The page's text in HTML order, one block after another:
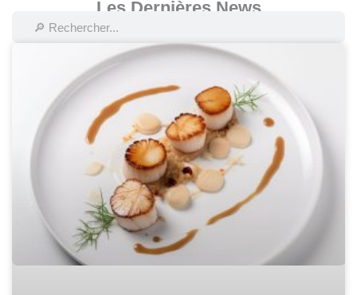
Les Dernières News